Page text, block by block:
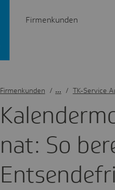
Firmenkunden
nat: So
Firmenkunden / TK-Service